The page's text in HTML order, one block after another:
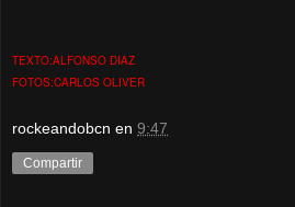
TEXTO:ALFONSO DIAZ
FOTOS:CARLOS OLIVER
rockeandobcn en 9:47
Compartir